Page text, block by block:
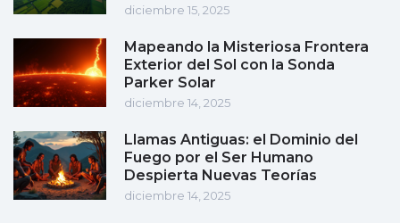
diciembre 15, 2025
Mapeando la Misteriosa Frontera
Exterior del Sol con la Sonda
Parker Solar
diciembre 14, 2025
Llamas Antiguas: el Dominio del
Fuego por el Ser Humano
Despierta Nuevas Teorías
diciembre 14, 2025